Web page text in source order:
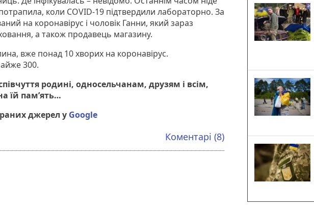
коли COVID-19 підтвердили лабораторно. За
на коронавірус і чоловік Ганни, який зараз
а також продавець магазину.
вже понад 10 хворих на коронавірус.
300.
родині, односельчанам, друзям і всім,
їй пам’ять…
джерел у Google
Коментарі (8)